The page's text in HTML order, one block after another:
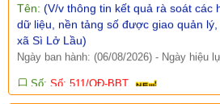
Ngày ban hành: (06/08/2026) -Ngày hiệu
Số: Số: 511/QĐ-BBT
Tên: (QUYẾT ĐỊNH Về việc ban hành
động của Trang thông tin điện tử xã Sì
Ngày ban hành: (06/08/2026) -